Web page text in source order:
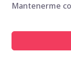
Mantenerme